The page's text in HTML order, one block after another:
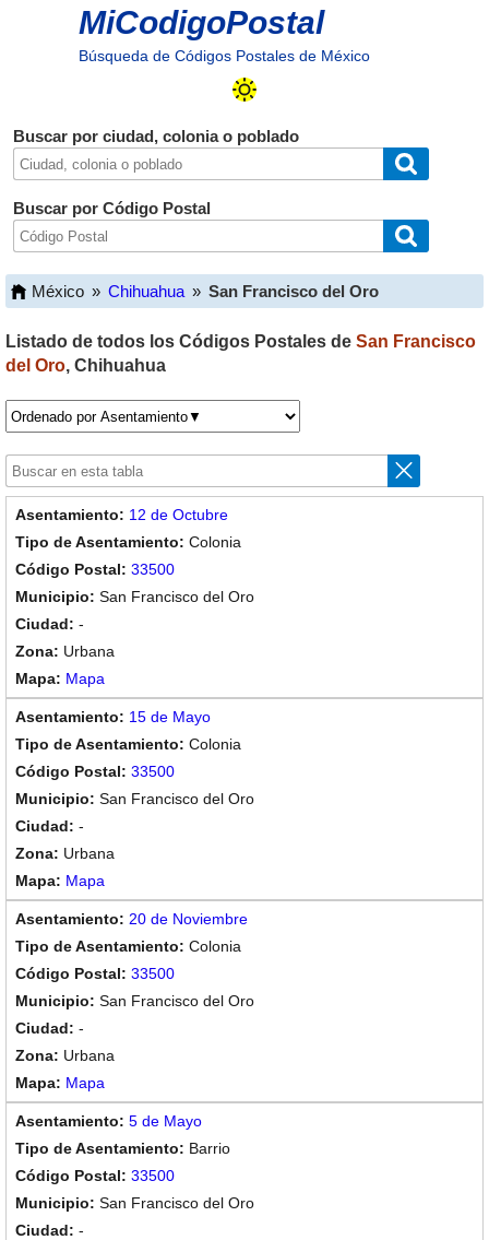
MiCodigoPostal
Búsqueda de Códigos Postales de México
Buscar por ciudad, colonia o poblado
Buscar por Código Postal
México » Chihuahua » San Francisco del Oro
Listado de todos los Códigos Postales de San Francisco
del Oro, Chihuahua
12 de Octubre
Colonia
33500
San Francisco del Oro
-
Urbana
Mapa
15 de Mayo
Colonia
33500
San Francisco del Oro
-
Urbana
Mapa
20 de Noviembre
Colonia
33500
San Francisco del Oro
-
Urbana
Mapa
5 de Mayo
Barrio
33500
San Francisco del Oro
-